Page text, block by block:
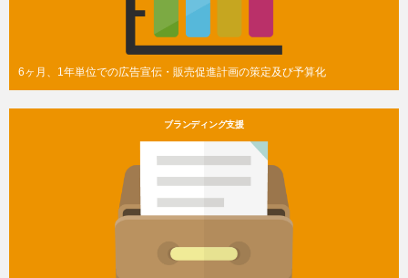
6ヶ月、1年単位での広告宣伝・販売促進計画の策定及び予算化
ブランディング支援